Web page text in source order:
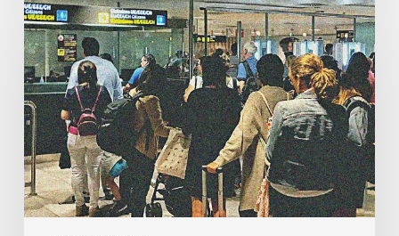
défenseurs
des
droits
accueillent
favorablement
l’organe
d’examen
et
de